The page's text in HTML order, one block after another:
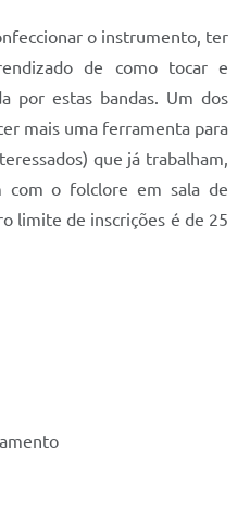
o instrumento, ter
de como tocar e
por estas bandas. Um dos
mais uma ferramenta para
que já trabalham,
com o folclore em sala de
limite de inscrições é de 25